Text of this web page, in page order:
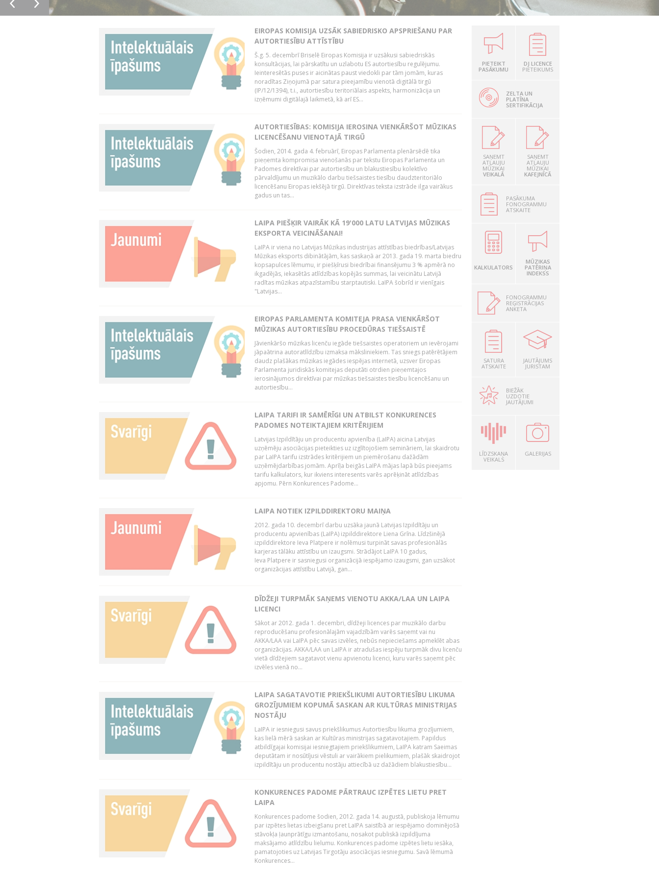
EIROPAS KOMISIJA UZSĀK SABIEDRISKO APSPRIEŠANU PAR
AUTORTIESĪBU ATTĪSTĪBU
Š.g. 5. decembrī Briselē Eiropas Komisija ir uzsākusi sabiedriskās
konsultācijas, lai pārskatītu un uzlabotu ES autortiesību regulējumu.
Ieinteresētās puses ir aicinātas paust viedokli par tām jomām, kuras
noradītas Ziņojumā par satura pieejamību vienotā digitālā tirgū
(IP/12/1394), t.i., autortiesību teritoriālais aspekts, harmonizācija un
izņēmumi digitālajā laikmetā, kā arī ES...
AUTORTIESĪBAS: KOMISIJA IEROSINA VIENKĀRŠOT MŪZIKAS
LICENCĒŠANU VIENOTAJĀ TIRGŪ
Šodien, 2014. gada 4. februārī, Eiropas Parlamenta plenārsēdē tika
pieņemta kompromisa vienošanās par tekstu Eiropas Parlamenta un
Padomes direktīvai par autortiesību un blakustiesību kolektīvo
pārvaldījumu un muzikālo darbu tiešsaistes tiesību daudzteritoriālo
licencēšanu Eiropas iekšējā tirgū. Direktīvas teksta izstrāde ilga vairākus
gadus un tas...
LAIPA PIEŠĶIR VAIRĀK KĀ 19'000 LATU LATVIJAS MŪZIKAS
EKSPORTA VEICINĀŠANAI!
LaIPA ir viena no Latvijas Mūzikas industrijas attīstības biedrības/Latvijas
Mūzikas eksports dibinātājām, kas saskaņā ar 2013. gada 19. marta biedru
kopsapulces lēmumu, ir piešķīrusi biedrībai finansējumu 3 % apmērā no
ikgadējās, iekasētās atlīdzības kopējās summas, lai veicinātu Latvijā
radītas mūzikas atpazīstamību starptautiski. LaIPA šobrīd ir vienīgais
"Latvijas...
EIROPAS PARLAMENTA KOMITEJA PRASA VIENKĀRŠOT
MŪZIKAS AUTORTIESĪBU PROCEDŪRAS TIEŠSAISTĒ
Jāvienkāršo mūzikas licenču iegāde tiešsaistes operatoriem un ievērojami
jāpaātrina autoratlīdzību izmaksa māksliniekiem. Tas sniegs patērētājiem
daudz plašākas mūzikas iegādes iespējas internetā, uzsver Eiropas
Parlamenta juridiskās komitejas deputāti otrdien pieņemtajos
ierosinājumos direktīvai par mūzikas tiešsaistes tiesību licencēšanu un
autortiesību...
LAIPA TARIFI IR SAMĒRĪGI UN ATBILST KONKURENCES
PADOMES NOTEIKTAJIEM KRITĒRIJIEM
Latvijas Izpildītāju un producentu apvienība (LaIPA) aicina Latvijas
uzņēmēju asociācijas pieteikties uz izglītojošiem semināriem, lai skaidrotu
par LaIPA tarifu izstrādes kritērijiem un piemērošanu dažādām
uzņēmējdarbības jomām. Aprīļa beigās LaIPA mājas lapā būs pieejams
tarifu kalkulators, kur ikviens interesents varēs aprēķināt atlīdzības
apjomu. Pērn Konkurences Padome...
LAIPA NOTIEK IZPILDDIREKTORU MAIŅA
2012. gada 10. decembrī darbu uzsāka jaunā Latvijas Izpildītāju un
producentu apvienības (LaIPA) izpilddirektore Liena Grīna. Līdzšinējā
izpilddirektore Ieva Platpere ir nolēmusi turpināt savas profesionālās
karjeras tālāku attīstību un izaugsmi. Strādājot LaIPA 10 gadus,
Ieva Platpere ir sasniegusi organizācijā iespējamo izaugsmi, gan uzsākot
organizācijas attīstību Latvijā, gan...
DĪDŽEJI TURPMĀK SAŅEMS VIENOTU AKKA/LAA UN LAIPA
LICENCI
Sākot ar 2012. gada 1. decembri, dīdžeji licences par muzikālo darbu
reproducēšanu profesionālajām vajadzībām varēs saņemt vai nu
AKKA/LAA vai LaIPA pēc savas izvēles, nebūs nepieciešams apmeklēt abas
organizācijas. AKKA/LAA un LaIPA ir atradušas iespēju turpmāk divu licenču
vietā dīdžejiem sagatavot vienu apvienotu licenci, kuru varēs saņemt pēc
izvēles vienā no...
LAIPA SAGATAVOTIE PRIEKŠLIKUMI AUTORTIESĪBU LIKUMA
GROZĪJUMIEM KOPUMĀ SASKAN AR KULTŪRAS MINISTRIJAS
NOSTĀJU
LaIPA ir iesniegusi savus priekšlikumus Autortiesību likuma grozījumiem,
kas lielā mērā saskan ar Kultūras ministrijas sagatavotajiem. Papildus
atbildīgajai komisijai iesniegtajiem priekšlikumiem, LaIPA katram Saeimas
deputātam ir nosūtījusi vēstuli ar vairākiem pielikumiem, plašāk skaidrojot
izpildītāju un producentu nostāju attiecībā uz dažādiem blakustiesību...
KONKURENCES PADOME PĀRTRAUC IZPĒTES LIETU PRET
LAIPA
Konkurences padome šodien, 2012. gada 14. augustā, publiskoja lēmumu
par izpētes lietas izbeigšanu pret LaIPA saistībā ar iespējamo dominējošā
stāvokļa ļaunprātīgu izmantošanu, nosakot publiskā izpildījuma
maksājamo atlīdzību lielumu. Konkurences padome izpētes lietu iesāka,
pamatojoties uz Latvijas Tirgotāju asociācijas iesniegumu. Savā lēmumā
Konkurences...
PIETEIKT
PASĀKUMU
DJ LICENCE
PIETEIKUMS
ZELTA UN
PLATĪNA
SERTIFIKĀCIJA
SAŅEMT
ATĻAUJU
MŪZIKAI
VEIKALĀ
SAŅEMT
ATĻAUJU
MŪZIKAI
KAFEJNĪCĀ
PASĀKUMA
FONOGRAMMU
ATSKAITE
KALKULATORS
MŪZIKAS
PATĒRIŅA
INDEKSS
FONOGRAMMU
REĢISTRĀCIJAS
ANKETA
SATURA
ATSKAITE
JAUTĀJUMS
JURISTAM
BIEŽĀK
UZDOTIE
JAUTĀJUMI
LĪDZSKAŅA
VEIKALS
GALERIJAS